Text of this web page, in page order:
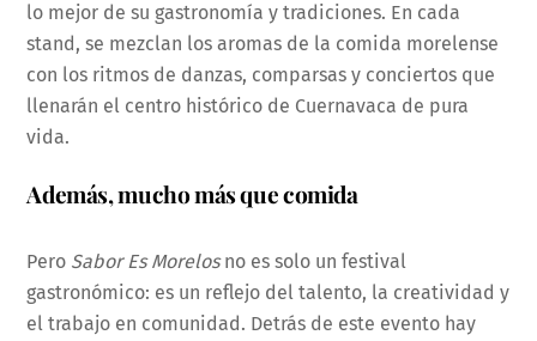
lo mejor de su gastronomía y tradiciones. En cada
stand, se mezclan los aromas de la comida morelense
con los ritmos de danzas, comparsas y conciertos que
llenarán el centro histórico de Cuernavaca de pura
vida.
Además, mucho más que comida
Pero Sabor Es Morelosno es solo un festival
gastronómico: es un reflejo del talento, la creatividad y
el trabajo en comunidad. Detrás de este evento hay